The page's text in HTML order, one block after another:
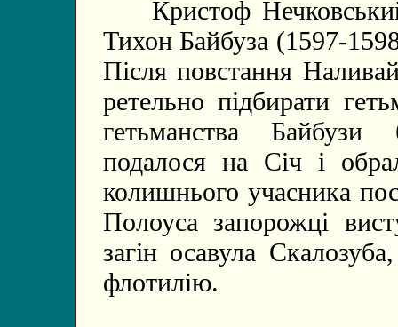
Кристоф
Тихон Байбуза (1597-
Після повстання
ретельно підбирати
гетьманства Байбузи
подалося на Січ і
колишнього учасника
Полоуса запорожці
загін осавула
флотилію.